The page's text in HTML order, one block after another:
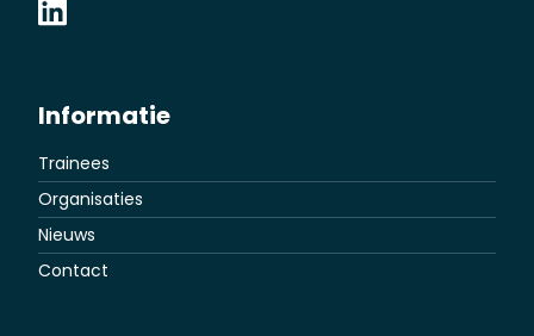
Informatie
Trainees
Organisaties
Nieuws
Contact